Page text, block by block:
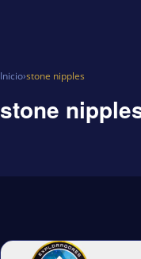
Inicio›stone nipples
stone